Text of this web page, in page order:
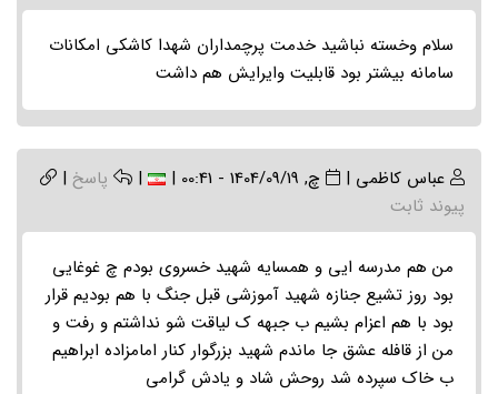
سلام وخسته نباشید خدمت پرچمداران شهدا کاشکی امکانات
سامانه بیشتر بود قابلیت وایرایش هم داشت
عباس کاظمی | چ, 1404/09/19 - 00:41 |
| پاسخ |
پیوند ثابت
من هم مدرسه ایی و همسایه شهید خسروی بودم چ غوغایی
بود روز تشیع جنازه شهید آموزشی قبل جنگ با هم بودیم قرار
بود با هم اعزام بشیم ب جبهه ک لیاقت شو نداشتم و رفت و
من از قافله عشق جا ماندم شهید بزرگوار کنار امامزاده ابراهیم
ب خاک سپرده شد روحش شاد و یادش گرامی